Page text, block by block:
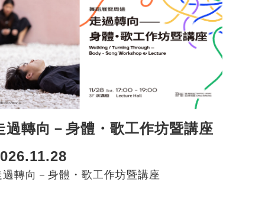
過轉向－身體・歌工作坊暨講座
過轉向－身體・歌工作坊暨講座